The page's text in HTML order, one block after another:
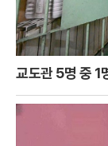
교도관 5명 중 1